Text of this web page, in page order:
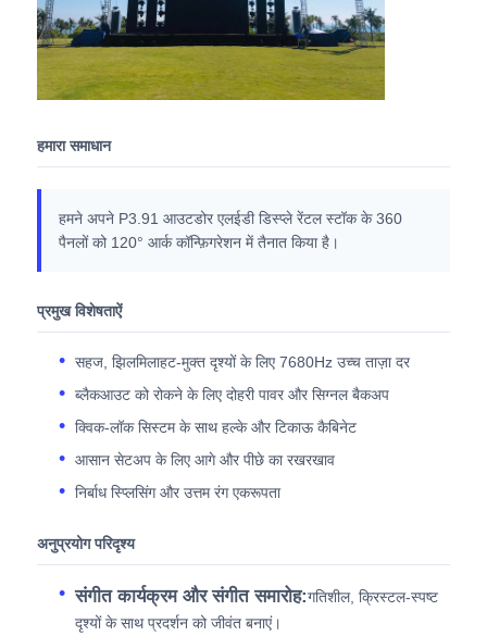
एसएमडी एलईडी स्क्रीन
आउटडोर एलईडी बिलबोर्ड
हमारा समाधान
हमने अपने P3.91 आउटडोर एलईडी डिस्प्ले रेंटल स्टॉक के 360
पैनलों को 120° आर्क कॉन्फ़िगरेशन में तैनात किया है।
प्रमुख विशेषताऐं
सहज, झिलमिलाहट-मुक्त दृश्यों के लिए 7680Hz उच्च ताज़ा दर
ब्लैकआउट को रोकने के लिए दोहरी पावर और सिग्नल बैकअप
क्विक-लॉक सिस्टम के साथ हल्के और टिकाऊ कैबिनेट
आसान सेटअप के लिए आगे और पीछे का रखरखाव
निर्बाध स्प्लिसिंग और उत्तम रंग एकरूपता
अनुप्रयोग परिदृश्य
संगीत कार्यक्रम और संगीत समारोह:गतिशील, क्रिस्टल-स्पष्ट
दृश्यों के साथ प्रदर्शन को जीवंत बनाएं।